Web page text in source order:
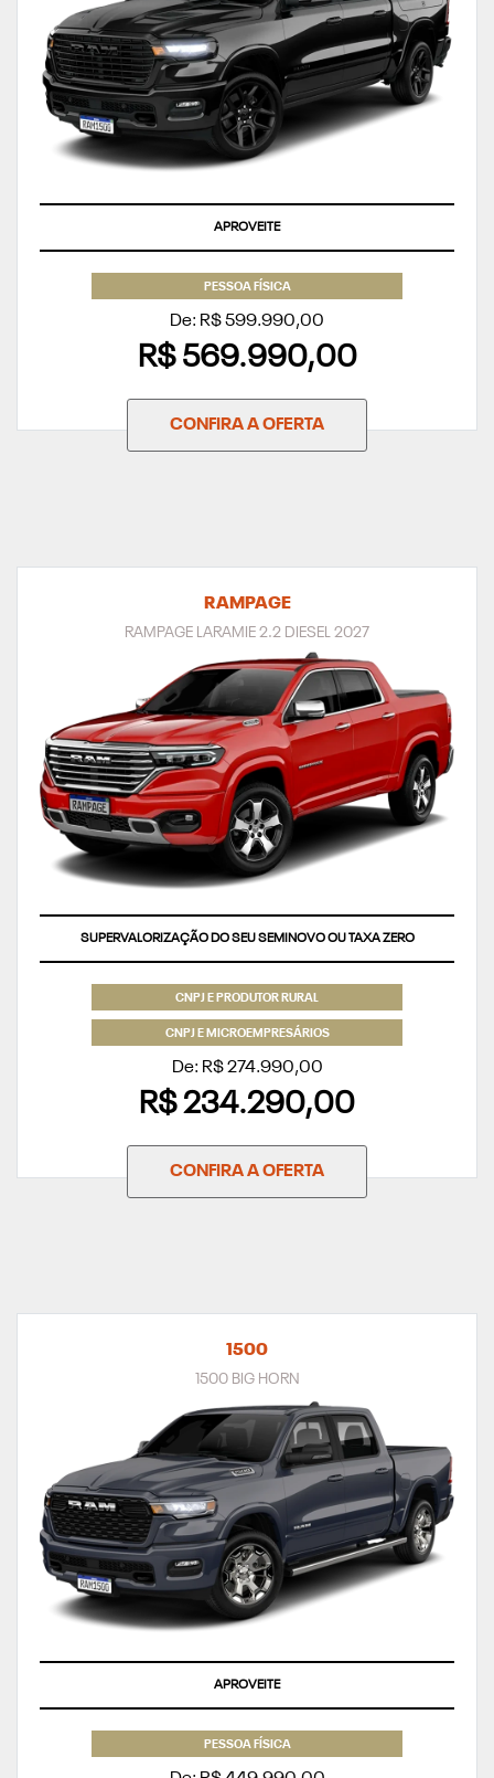
APROVEITE
PESSOA FÍSICA
De: R$ 599.990,00
R$ 569.990,00
CONFIRA A OFERTA
RAMPAGE
RAMPAGE LARAMIE 2.2 DIESEL 2027
SUPERVALORIZAÇÃO DO SEU SEMINOVO OU TAXA ZERO
CNPJ E PRODUTOR RURAL
CNPJ E MICROEMPRESÁRIOS
De: R$ 274.990,00
R$ 234.290,00
CONFIRA A OFERTA
1500
1500 BIG HORN
APROVEITE
PESSOA FÍSICA